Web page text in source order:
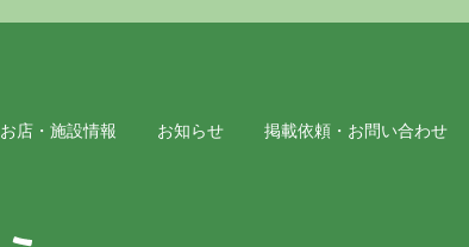
お店・施設情報 お知らせ 掲載依頼・お問い合わせ